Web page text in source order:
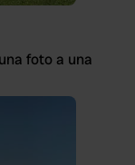
foto a una